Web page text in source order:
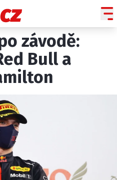
PRIX
LINE
GP
JEZDCŮ
TÝMŮ
závodě:
Bull a